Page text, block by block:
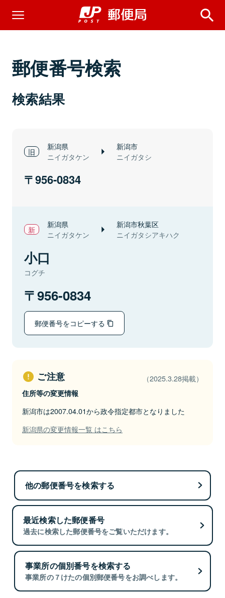
郵便番号検索
検索結果
新潟県
ニイガタケン
新潟市
ニイガタシ
956-0834
新潟県
ニイガタケン
新潟市秋葉区
ニイガタシアキハク
小口
コグチ
956-0834
郵便番号をコピーする
ご注意 （2025.3.28掲載）
住所等の変更情報
新潟市は2007.04.01から政令指定都市となりました
新潟県の変更情報一覧 はこちら
他の郵便番号を検索する
最近検索した郵便番号
過去に検索した郵便番号をご覧いただけます。
事業所の個別番号を検索する
事業所の７けたの個別郵便番号をお調べします。